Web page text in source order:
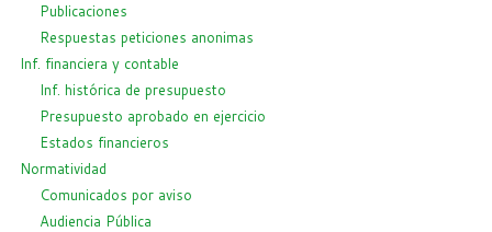
Publicaciones
Respuestas peticiones anonimas
Inf. financiera y contable
Inf. histórica de presupuesto
Presupuesto aprobado en ejercicio
Estados financieros
Normatividad
Comunicados por aviso
Audiencia Pública